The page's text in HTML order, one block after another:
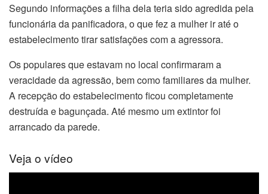
Segundo informações a filha dela teria sido agredida pela
funcionária da panificadora, o que fez a mulher ir até o
estabelecimento tirar satisfações com a agressora.
Os populares que estavam no local confirmaram a
veracidade da agressão, bem como familiares da mulher.
A recepção do estabelecimento ficou completamente
destruída e bagunçada. Até mesmo um extintor foi
arrancado da parede.
Veja o vídeo